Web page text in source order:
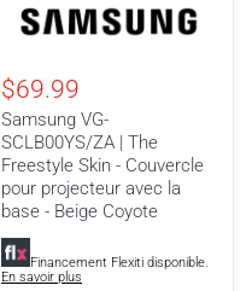
VG-
SCLB00YS/ZA
Freestyle
Couvercle
pour
projecteur
avec
la
base
Beige
$69.99
Samsung VG-
SCLB00YS/ZA | The
Freestyle Skin - Couvercle
pour projecteur avec la
base - Beige Coyote
Financement Flexiti disponible.
En savoir plus